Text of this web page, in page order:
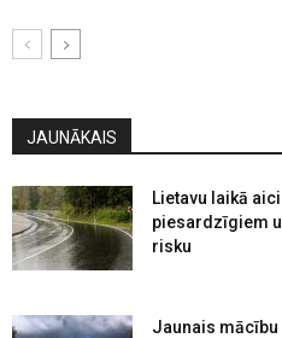
JAUNĀKAIS
Lietavu laikā
piesardzīgiem
risku
Jaunais